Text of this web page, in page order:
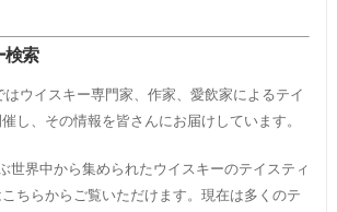
検索
ウイスキー専門家、作家、愛飲家によるテイ
し、その情報を皆さんにお届けしています。
世界中から集められたウイスキーのテイスティ
ちらからご覧いただけます。現在は多くのテ